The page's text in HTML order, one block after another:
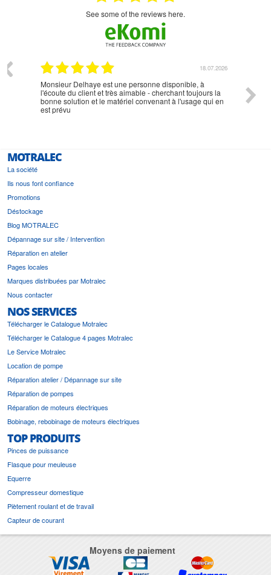
see some of the reviews here.
18.07.2026
Monsieur Delhaye est une personne disponible, à
l'écoute du client et très aimable - cherchant toujours la
bonne solution et le matériel convenant à l'usage qui en
est prévu
MOTRALEC
La société
Ils nous font confiance
Promotions
Déstockage
Blog MOTRALEC
Dépannage sur site / Intervention
Réparation en atelier
Pages locales
Marques distribuées par Motralec
Nous contacter
NOS SERVICES
Télécharger le Catalogue Motralec
Télécharger le Catalogue 4 pages Motralec
Le Service Motralec
Location de pompe
Réparation atelier / Dépannage sur site
Réparation de pompes
Réparation de moteurs électriques
Bobinage, rebobinage de moteurs électriques
TOP PRODUITS
Pinces de puissance
Flasque pour meuleuse
Equerre
Compresseur domestique
Piètement roulant et de travail
Capteur de courant
Moyens de paiement